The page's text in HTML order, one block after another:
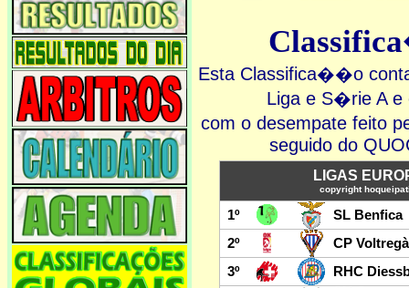
Esta Classifica��o
Liga e S�rie A
com o desempate feito
seguido do